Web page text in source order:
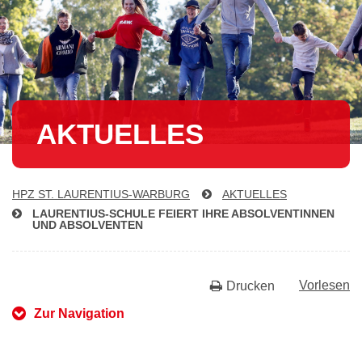
AKTUELLES
HPZ ST. LAU­REN­TI­US-WAR­BURG
AKTUELLES
LAU­REN­TI­US-SCHU­LE FEIERT IHRE AB­SOL­VEN­TIN­NEN
UND ABSOLVENTEN
Vorlesen
Drucken
Zur Navigation